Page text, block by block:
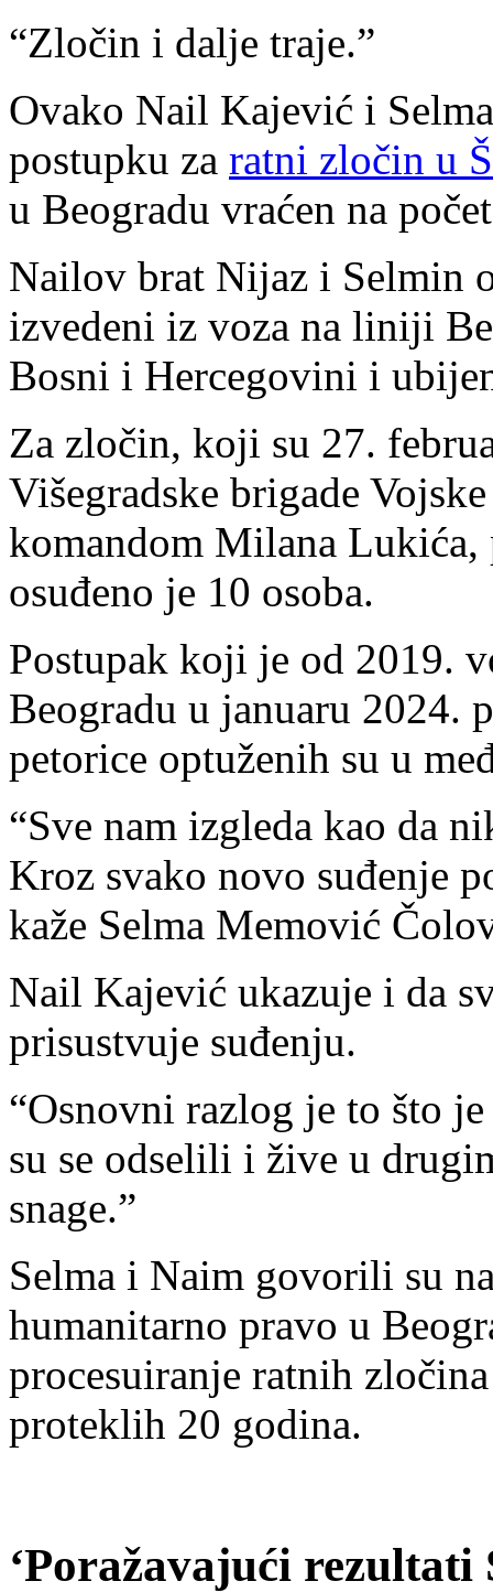
“Zločin i dalje traje.”
Ovako Nail Kajević i
postupku za ratni zločin u
u Beogradu vraćen na
Nailov brat Nijaz i Selmin
izvedeni iz voza na liniji
Bosni i Hercegovini i
Za zločin, koji su 27.
Višegradske brigade
komandom Milana Lukića,
osuđeno je 10 osoba.
Postupak koji je od 2019.
Beogradu u januaru 2024.
petorice optuženih su u
“Sve nam izgleda kao da
Kroz svako novo suđenje
kaže Selma Memović
Nail Kajević ukazuje i da
prisustvuje suđenju.
“Osnovni razlog je to što
su se odselili i žive u
snage.”
Selma i Naim govorili su
humanitarno pravo u
procesuiranje ratnih
proteklih 20 godina.
‘Poražavajući rezultati